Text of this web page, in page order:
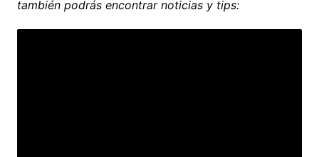
también podrás encontrar noticias y tips: